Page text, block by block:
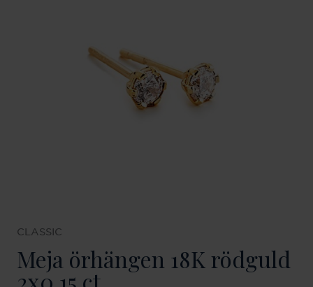
CLASSIC
Meja örhängen 18K rödguld